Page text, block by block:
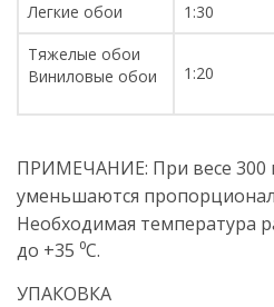
Легкие обои 1:30
Тяжелые обои
Виниловые обои
1:20
ПРИМЕЧАНИЕ: При весе 300
уменьшаются
Необходимая температура
до +35 ⁰C.
УПАКОВКА